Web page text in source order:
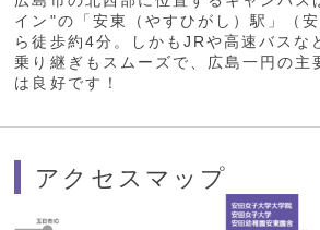
イン"の「安東（やすひがし）駅」（
ら徒歩約4分。しかもJRや高速バスな
乗り継ぎもスムーズで、広島一円の主
は良好です！
アクセスマップ